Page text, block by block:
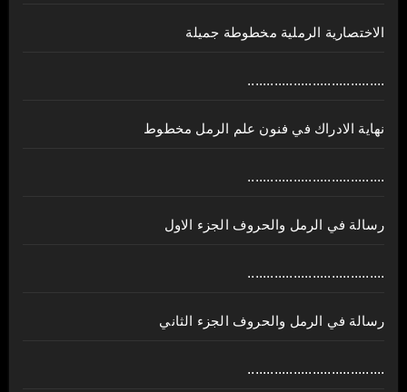
الاختصارية الرملية مخطوطة جميلة
....................................
نهاية الادراك في فنون علم الرمل مخطوط
....................................
رسالة في الرمل والحروف الجزء الاول
....................................
رسالة في الرمل والحروف الجزء الثاني
....................................